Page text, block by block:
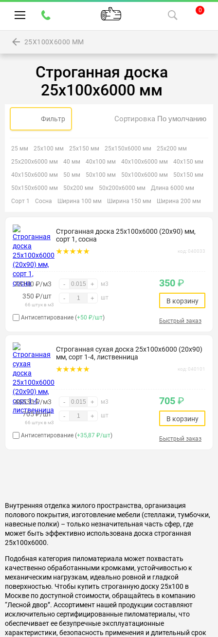
0
25Х100Х6000 ММ
Строганная доска
25х100х6000 мм
Фильтр Сортировка
25 мм 25х100 мм 25х150 мм 25х150х6000 мм
25х200 мм
25х200х6000 мм
40 мм 40х100 мм 40х100х6000 мм
40х150 мм
40х150х6000 мм
50 мм 50х100 мм 50х100х6000 мм
50х150 мм
50х150х6000 мм
50х200 мм 50х200х6000 мм
Длина 6000 мм
Сорт 1
Сосна Ширина 100 мм Ширина 150 мм Ширина 200 мм
Строганная доска 25х100х6000 (20х90) мм,
сорт 1, сосна
код: 040033
23100 ₽/м3 - + м3
350 ₽/шт
66 штук в м3
- + шт
350 ₽
Антисептирование (+50 ₽/шт)
В корзину
Быстрый заказ
Строганная сухая доска 25х100х6000 (20х90)
мм, сорт 1-4, лиственница
код: 040101
46530 ₽/м3 - + м3
705₽/шт
66 штук в м3
- + шт
705 ₽
Антисептирование (+35,87 ₽/шт)
В корзину
Быстрый заказ
Внутренняя отделка жилого пространства, организация
полового покрытия, изготовление мебели (стеллажи, тумбочки,
навесные полки) – только незначительная часть сфер, где
может быть эффективно использована доска строганная
25х100х6000.
Подобная категория пиломатериала может похвастать
качественно обработанными кромками, устойчивостью к
механическим нагрузкам, идеально ровной и гладкой
поверхностью. Чтобы купить строганную доску 25х100 в
Москве по доступной стоимости, обращайтесь в компанию
“Лесной двор”. Ассортимент нашей продукции составляют
исключительно сертифицированные пиломатериалы, что
обеспечивает ее безупречные эксплуатационные
характеристики, безопасность применения и длительный срок